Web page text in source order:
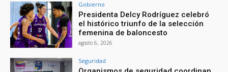
Gobierno
Presidenta Delcy Rodríguez celebró
el histórico triunfo de la selección
femenina de baloncesto
agosto 6, 2026
Seguridad